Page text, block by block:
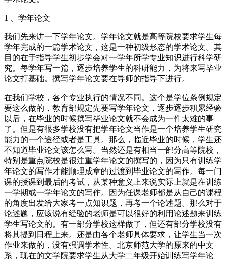
1 、学年论文
我们先来讲一下学年论文。学年论文就是高等院校要求学生每
学年完成的一篇学术论文，这是一种初级形态的学术论文。其
目的在于指导学生初步学会对一学年所学专业知识进行科学研
究。每学年写一篇，逐步培养学生的科研能力，为将来写毕业
论文打基础。撰写学年论文要在导师的指导下进行。
在我们学校，各个专业执行的情况不同。这个是学位条例规定
要这么做的，教育部规定先要写学年论文，逐步逐步积累经验
以后，在毕业的时候撰写毕业论文就不会成为一件太难的事
了。但是有很多学校没有把学年论文当作是一个培养学生研究
能力的一个途径或者是工具。那么，临近毕业的时候，学生还
不知道毕业论文该怎么写。当然还是有相当一部分高等院校，
特别是重点院校是很注重学年论文的撰写的，因为只有训练学
年论文的写作才能顺理成章的过渡到毕业论文的写作。每一门
课的授课到最后的考试，从某种意义上来说实际上就是在训练
一学期或一学年论文的写作。因为任课老师都是从自己的课程
的角度出发给大家考一点知识题，再考一个论述题。那么对于
论述题，应该说有经验的老师是可以很好的利用论述题来训练
学生写论文的。有一部分学校这样做了，但还有部分学校没有
将其提到日程上来。还是由各个老师具体要求，让学生当一次
作业来做的，没有强调学术性。北京师范大学的原来的中文
系，现在的文学院要求学生从大学二年级开始训练写学年论